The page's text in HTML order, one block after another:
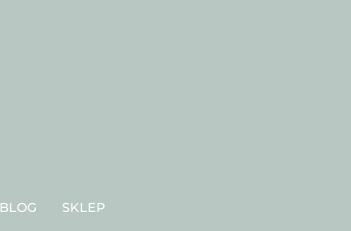
BLOG SKLEP